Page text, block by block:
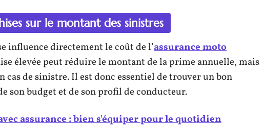
sur le montant des sinistres
influence directement le coût de l’assurance moto
élevée peut réduire le montant de la prime annuelle, mais
cas de sinistre. Il est donc essentiel de trouver un bon
son budget et de son profil de conducteur.
assurance : bien s'équiper pour le quotidien